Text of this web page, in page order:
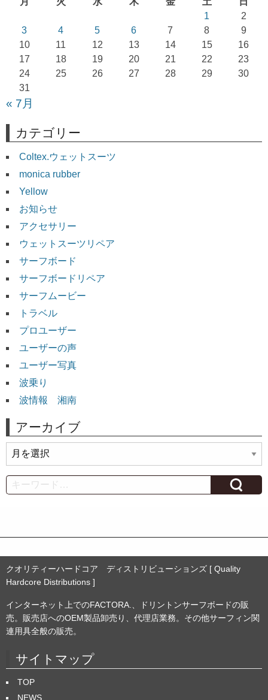
1
2
3
4 5 6 7 8
9
10
11 12 13 14 15
16
17
18 19 20 21 22
23
24
25 26 27 28 29
30
31
« 7月
カテゴリー
Coltex.ウェットスーツ
monica rubber
Yellow
お知らせ
アクセサリー
ウェットスーツリペア
サーフボード
サーフボードリペア
サーフムービー
トラベル
プロユーザー
ユーザーの声
ユーザー写真
波乗り
波情報 湘南
アーカイブ
ー
カ
イ
Search
クオリティーハードコア ディストリビューションズ [ Quality
Hardcore Distributions ]
インターネット上でのFACTORA.、ドリントンサーフボードの販
売。販売店へのOEM製品卸売り、代理店業務。その他サーフィン関
連用具全般の販売。
サイトマップ
TOP
NEWS